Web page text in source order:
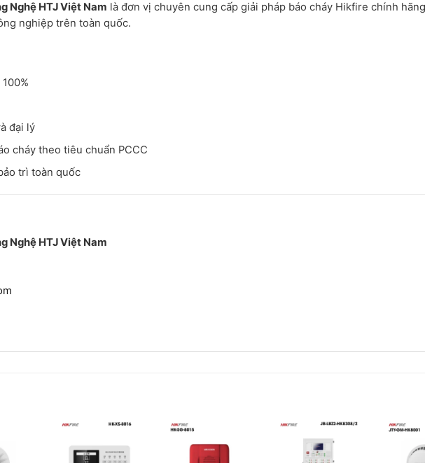
Nghệ HTJ Việt Nam là đơn vị chuyên cung cấp giải pháp báo cháy Hikfire chính
nghiệp trên toàn quốc.
đại lý
cháy theo tiêu chuẩn PCCC
trì toàn quốc
Nghệ HTJ Việt Nam